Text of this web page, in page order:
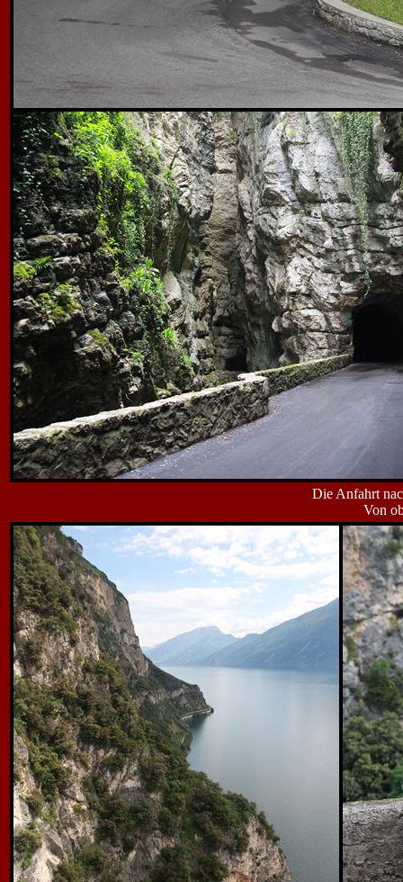
Die Anfahrt
Von